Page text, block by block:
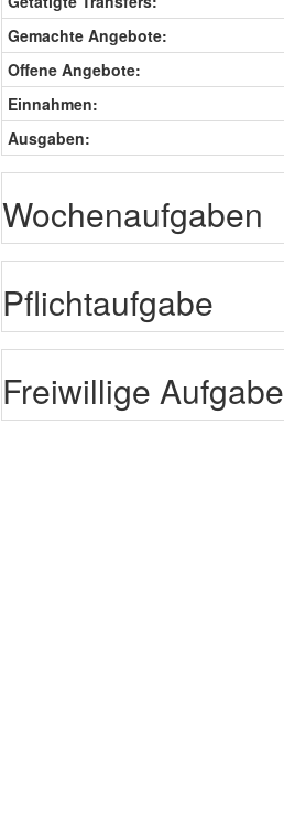
Gemachte Angebote:
Offene Angebote:
Einnahmen:
Ausgaben:
Wochenaufgaben
Pflichtaufgabe
Freiwillige Aufgabe